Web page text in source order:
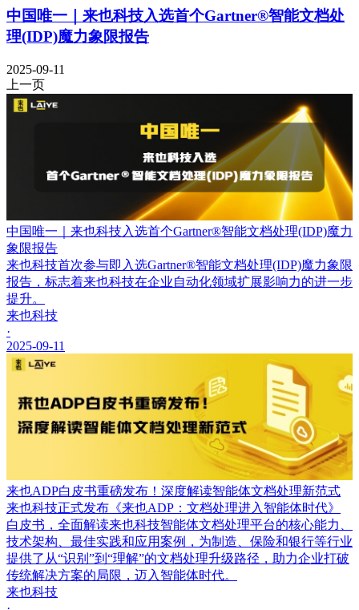
中国唯一｜来也科技入选首个Gartner®智能文档处
理(IDP)魔力象限报告
2025-09-11
上一页
中国唯一｜来也科技入选首个Gartner®智能文档处理(IDP)魔力
象限报告
来也科技首次参与即入选Gartner®智能文档处理(IDP)魔力象限
报告，标志着来也科技在企业自动化领域扩展影响力的进一步
提升。
来也科技
·
2025-09-11
来也ADP白皮书重磅发布！深度解读智能体文档处理新范式
来也科技正式发布《来也ADP：文档处理进入智能体时代》
白皮书，全面解读来也科技智能体文档处理平台的核心能力、
技术架构、最佳实践和应用案例，为制造、保险和银行等行业
提供了从“识别”到“理解”的文档处理升级路径，助力企业打破
传统解决方案的局限，迈入智能体时代。
来也科技